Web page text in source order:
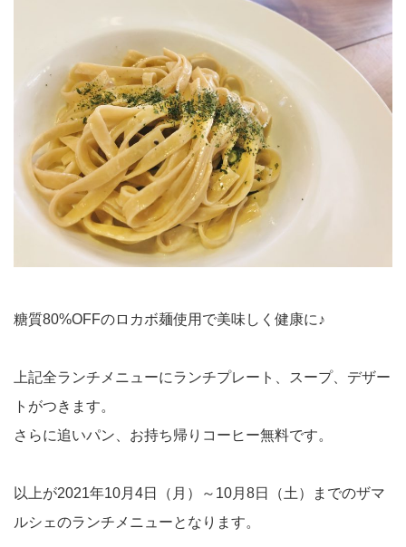
糖質80%OFFのロカボ麺使用で美味しく健康に♪
上記全ランチメニューにランチプレート、スープ、デザー
トがつきます。
さらに追いパン、お持ち帰りコーヒー無料です。
以上が2021年10月4日（月）～10月8日（土）までのザマ
ルシェのランチメニューとなります。